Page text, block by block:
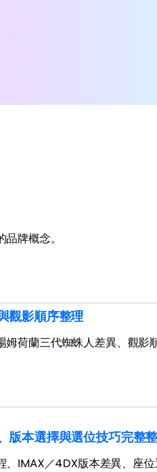
牌概念。
觀影順序整理
荷蘭三代蜘蛛人差異、觀影
版本選擇與選位技巧完整
、IMAX／4DX版本差異、座